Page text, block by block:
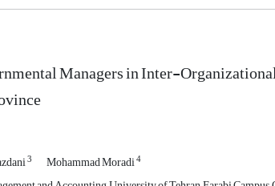
Managers in Inter-
3 Mohammad Moradi4